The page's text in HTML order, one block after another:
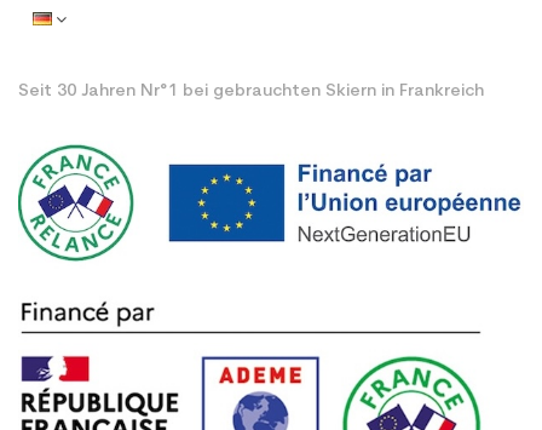
Seit 30 Jahren Nr°1 bei gebrauchten Skiern in Frankreich